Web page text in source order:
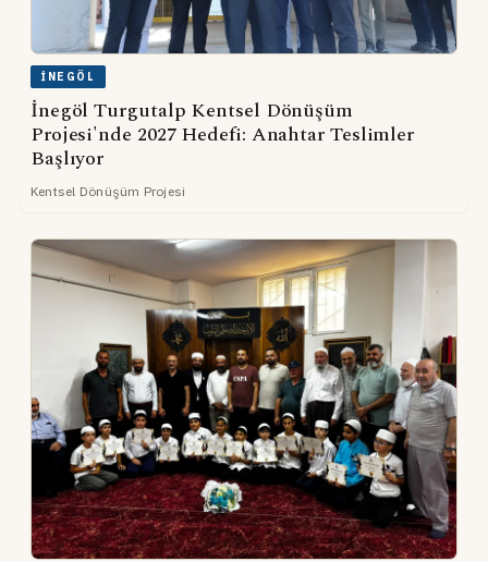
İNEGÖL
İnegöl Turgutalp Kentsel Dönüşüm
Projesi'nde 2027 Hedefi: Anahtar Teslimler
Başlıyor
Kentsel Dönüşüm Projesi